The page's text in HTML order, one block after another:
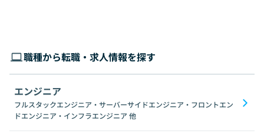
職種から転職・求人情報を探す
エンジニア
フルスタックエンジニア・サーバーサイドエンジニア・フロントエン
ドエンジニア・インフラエンジニア 他